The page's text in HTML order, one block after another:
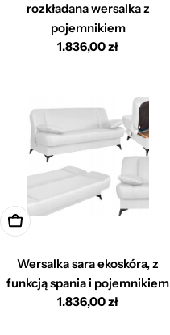
rozkładana wersalka z
pojemnikiem
Cena
1.836,00 zł
Dodaj do koszyka
Wersalka sara ekoskóra, z
funkcją spania i pojemnikiem
Cena
1.836,00 zł